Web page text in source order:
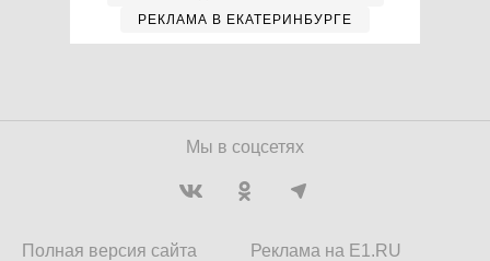
РЕКЛАМА В ЕКАТЕРИНБУРГЕ
Мы в соцсетях
Полная версия сайта
Реклама на E1.RU